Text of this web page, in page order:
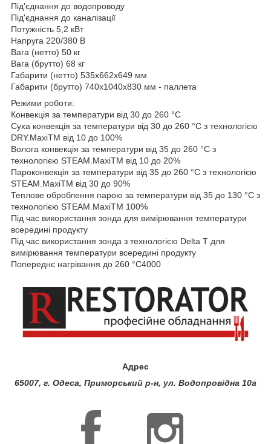
Під'єднання до водопроводу
Під'єднання до каналізації
Потужність 5,2 кВт
Напруга 220/380 В
Вага (нетто) 50 кг
Вага (брутто) 68 кг
Габарити (нетто) 535x662x649 мм
Габарити (брутто) 740x1040x830 мм - паллета
Режими роботи:
Конвекція за температури від 30 до 260 °C
Суха конвекція за температури від 30 до 260 °C з технологією
DRY.MaxiTM від 10 до 100%
Волога конвекція за температури від 35 до 260 °C з
технологією STEAM.MaxiTM від 10 до 20%
Пароконвекція за температури від 35 до 260 °C з технологією
STEAM.MaxiTM від 30 до 90%
Теплове оброблення парою за температури від 35 до 130 °C з
технологією STEAM.MaxiTM 100%
Під час використання зонда для вимірювання температури
всередині продукту
Під час використання зонда з технологією Delta T для
вимірювання температури всередині продукту
Попереднє нагрівання до 260 °C4000
Адрес
65007, г. Одеса, Приморський р-н, ул. Водопровідна 10а